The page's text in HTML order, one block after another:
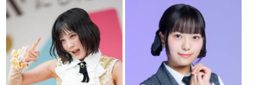
から出てけ！」結局ヤジが飛ぶ